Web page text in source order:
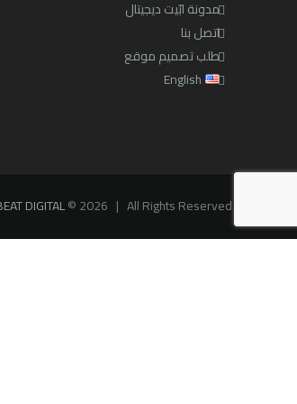
مدونة ابّيت ديجيتال
اتصل بنا
طلب تصميم موقع
English
DIGITAL© 2026 | All Rights Reserved